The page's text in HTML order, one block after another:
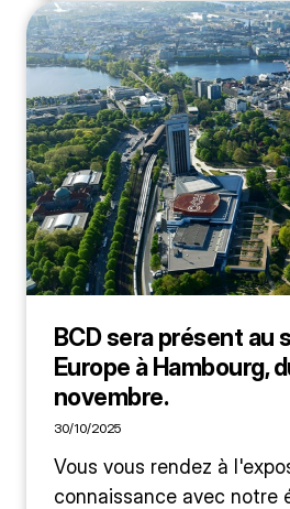
BCD sera présent au
Europe à Hambourg,
novembre.
30/10/2025
Vous vous rendez à
connaissance avec notre